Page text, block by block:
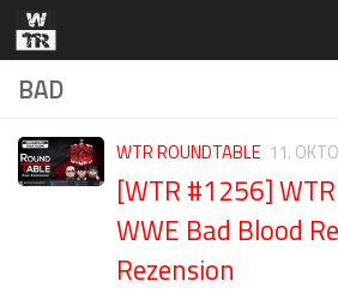
Zum Inhalt springen
BAD
WTR ROUNDTABLE 11.
[WTR #1256]
WWE Bad Blood
Rezension